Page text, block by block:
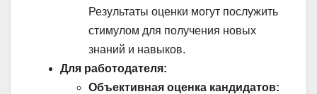
Результаты оценки могут послужить
стимулом для получения новых
знаний и навыков.
Для работодателя:
Объективная оценка кандидатов: